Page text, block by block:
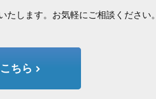
します。お気軽にご相談ください。
ちら